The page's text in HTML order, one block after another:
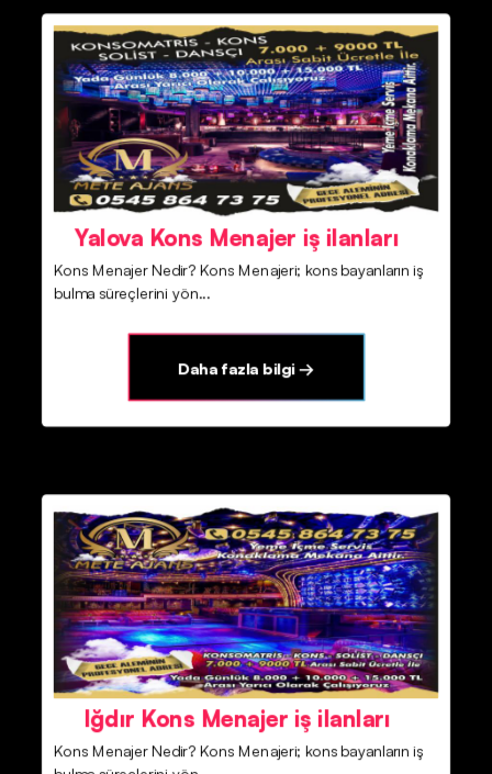
Yalova Kons Menajer iş ilanları
Kons Menajer Nedir? Kons Menajeri; kons bayanların iş
bulma süreçlerini yön...
Daha fazla bilgi →
Iğdır Kons Menajer iş ilanları
Kons Menajer Nedir? Kons Menajeri; kons bayanların iş